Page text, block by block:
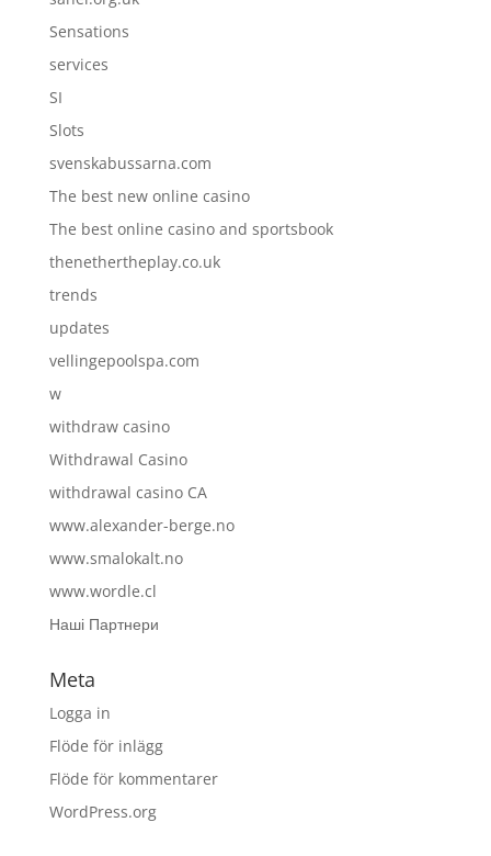
Sensations
services
SI
Slots
svenskabussarna.com
The best new online casino
The best online casino and sportsbook
thenethertheplay.co.uk
trends
updates
vellingepoolspa.com
w
withdraw casino
Withdrawal Casino
withdrawal casino CA
www.alexander-berge.no
www.smalokalt.no
www.wordle.cl
Наші Партнери
Meta
Logga in
Flöde för inlägg
Flöde för kommentarer
WordPress.org